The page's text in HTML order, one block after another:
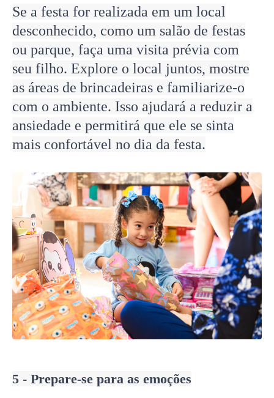
Se a festa for realizada em um local
desconhecido, como um salão de festas
ou parque, faça uma visita prévia com
seu filho. Explore o local juntos, mostre
as áreas de brincadeiras e familiarize-o
com o ambiente. Isso ajudará a reduzir a
ansiedade e permitirá que ele se sinta
mais confortável no dia da festa.
5 - Prepare-se para as emoções